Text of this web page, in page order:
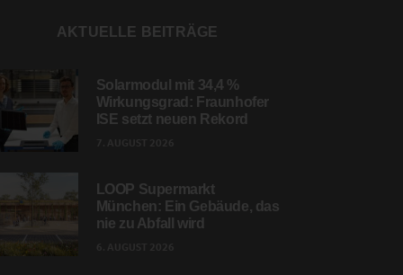
AKTUELLE BEITRÄGE
Solarmodul mit 34,4 %
Wirkungsgrad: Fraunhofer
ISE setzt neuen Rekord
LOOP Supermarkt
München: Ein Gebäude, das
nie zu Abfall wird